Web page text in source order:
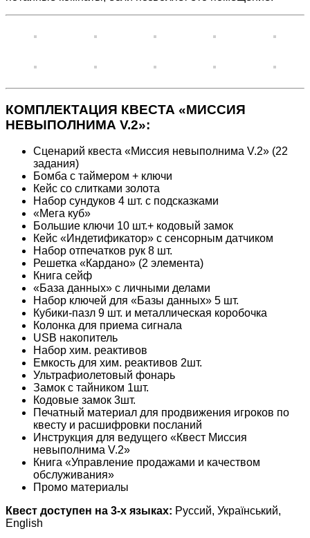
КОМПЛЕКТАЦИЯ КВЕСТА «МИССИЯ
НЕВЫПОЛНИМА V.2»:
Сценарий квеста «Миссия невыполнима V.2» (22
задания)
Бомба с таймером + ключи
Кейс со слитками золота
Набор сундуков 4 шт. с подсказками
«Мега куб»
Большие ключи 10 шт.+ кодовый замок
Кейс «Индетификатор» с сенсорным датчиком
Набор отпечатков рук 8 шт.
Решетка «Кардано» (2 элемента)
Книга сейф
«База данных» с личными делами
Набор ключей для «Базы данных» 5 шт.
Кубики-пазл 9 шт. и металлическая коробочка
Колонка для приема сигнала
USB накопитель
Набор хим. реактивов
Емкость для хим. реактивов 2шт.
Ультрафиолетовый фонарь
Замок с тайником 1шт.
Кодовые замок 3шт.
Печатный материал для продвижения игроков по
квесту и расшифровки посланий
Инструкция для ведущего «Квест Миссия
невыполнима V.2»
Книга «Управление продажами и качеством
обслуживания»
Промо материалы
Квест доступен на 3-х языках: Руссий, Український,
English